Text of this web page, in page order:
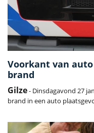
Voorkant van
brand
Gilze- Dinsdagavond 27
brand in een auto